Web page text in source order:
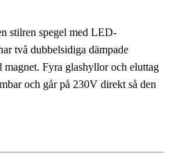
stilren spegel med LED-
två dubbelsidiga dämpade
magnet. Fyra glashyllor och eluttag
och går på 230V direkt så den